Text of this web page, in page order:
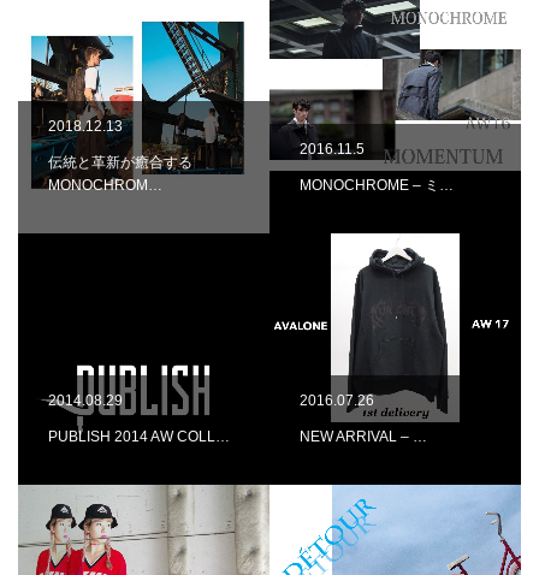
2018.12.13
伝統と革新が癒合する
MONOCHROM…
2016.11.5
MONOCHROME – ミ…
2014.08.29
PUBLISH 2014 AW COLL…
2016.07.26
NEW ARRIVAL – …